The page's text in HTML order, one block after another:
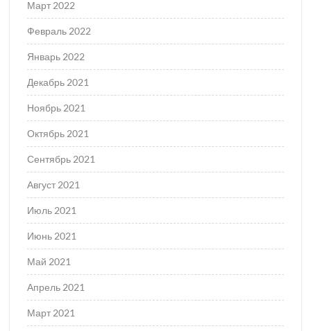
Март 2022
Февраль 2022
Январь 2022
Декабрь 2021
Ноябрь 2021
Октябрь 2021
Сентябрь 2021
Август 2021
Июль 2021
Июнь 2021
Май 2021
Апрель 2021
Март 2021